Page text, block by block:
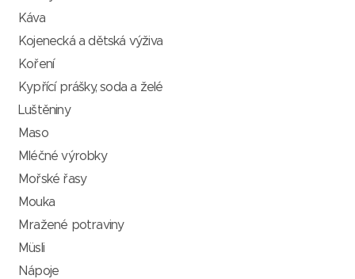
Káva
Kojenecká a dětská výživa
Koření
Kypřící prášky, soda a želé
Luštěniny
Maso
Mléčné výrobky
Mořské řasy
Mouka
Mražené potraviny
Müsli
Nápoje